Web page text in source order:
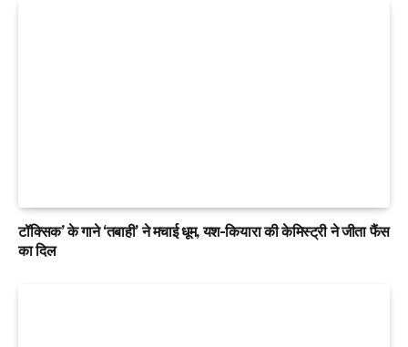
टॉक्सिक’ के गाने ‘तबाही’ ने मचाई धूम, यश-कियारा की केमिस्ट्री ने जीता फैंस
का दिल